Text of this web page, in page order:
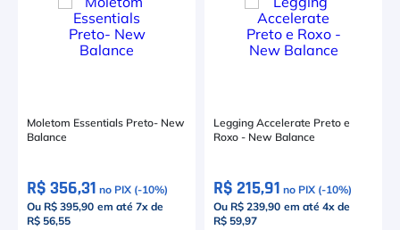
Moletom Essentials Preto- New
Balance
R$ 356,31 no PIX (-10%)
Ou R$ 395,90 em até 7x de
R$ 56,55
Legging Accelerate Preto e
Roxo - New Balance
R$ 215,91 no PIX (-10%)
Ou R$ 239,90 em até 4x de
R$ 59,97